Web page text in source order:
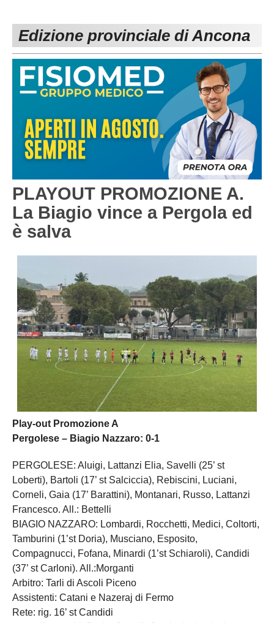
Carica la tua Rosa
1^ CATEGORIA
2^ CATEGORIA
3^ CATEGORIA
Edizione provinciale di Ancona
PLAYOUT PROMOZIONE A.
La Biagio vince a Pergola ed
è salva
Play-out Promozione A
Pergolese – Biagio Nazzaro: 0-1
PERGOLESE: Aluigi, Lattanzi Elia, Savelli (25’ st
Loberti), Bartoli (17’ st Salciccia), Rebiscini, Luciani,
Corneli, Gaia (17’ Barattini), Montanari, Russo, Lattanzi
Francesco. All.: Bettelli
BIAGIO NAZZARO: Lombardi, Rocchetti, Medici, Coltorti,
Tamburini (1’st Doria), Musciano, Esposito,
Compagnucci, Fofana, Minardi (1’st Schiaroli), Candidi
(37’ st Carloni). All.:Morganti
Arbitro: Tarli di Ascoli Piceno
Assistenti: Catani e Nazeraj di Fermo
Rete: rig. 16’ st Candidi